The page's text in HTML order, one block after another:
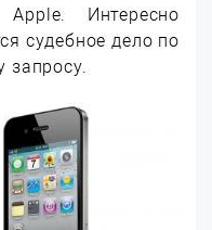
Интересно
судебное дело по
запросу.